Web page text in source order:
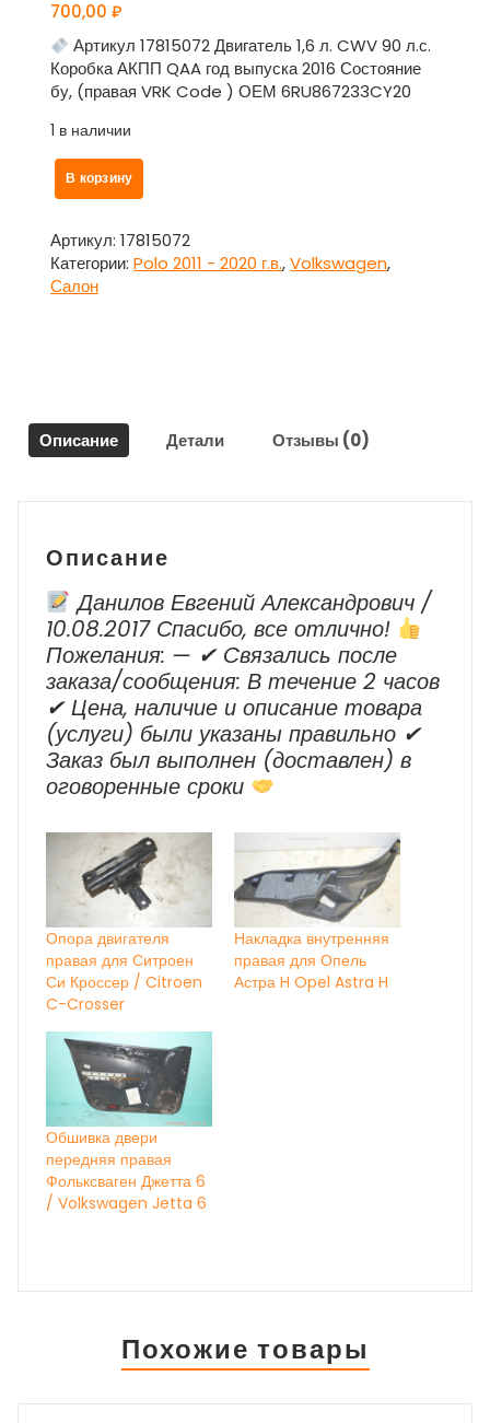
700,00 ₽
Артикул 17815072 Двигатель 1,6 л. CWV 90 л.с.
Коробка АКПП QAA год выпуска 2016 Состояние
бу, (правая VRK Code ) ОЕМ 6RU867233CY20
1 в наличии
Количество
товара
внутренняя
передней
стойки
Volkswagen
Polo
В корзину
Артикул: 17815072
Категории: Polo 2011 - 2020 г.в.,Volkswagen,
Салон
Описание Детали Отзывы (0)
Описание
Данилов Евгений Александрович /
10.08.2017 Спасибо, все отлично!
Пожелания: — ✔ Cвязались после
заказа/сообщения: В течение 2 часов
✔ Цена, наличие и описание товара
(услуги) были указаны правильно ✔
Заказ был выполнен (доставлен) в
оговоренные сроки
Опора двигателя
правая для Ситроен
Си Кроссер / Citroen
C-Crosser
Накладка внутренняя
правая для Опель
Астра H Opel Astra H
Обшивка двери
передняя правая
Фольксваген Джетта 6
/ Volkswagen Jetta 6
Похожие товары